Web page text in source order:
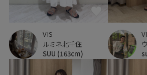
VIS
ルミネ北千住
SUU (163cm)